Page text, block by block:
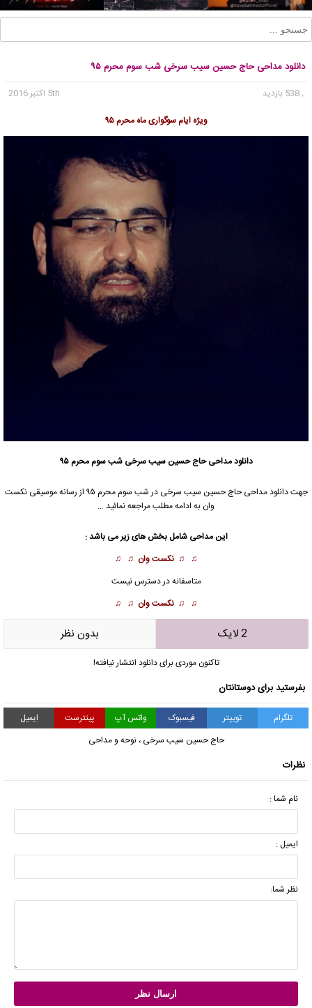
دانلود مداحی حاج حسین سیب سرخی شب سوم محرم ۹۵
, 538 بازدید
5th اکتبر 2016
ویژه ایام سوگواری ماه محرم ۹۵
دانلود مداحیحاج حسین سیب سرخی شب سوم محرم ۹۵
جهت دانلود مداحیحاج حسین سیب سرخی
در شب سوم محرم ۹۵ از رسانه موسیقی نکست
وان به ادامه مطلب مراجعه نمائید …
این مداحی شامل بخش های زیر می باشد :
♫ ♫ نکست وان ♫ ♫
متاسفانه در دسترس نیست
♫ ♫ نکست وان ♫ ♫
2 لایک بدون نظر
تاکنون موردی برای دانلود انتشار نیافته!
بفرستید برای دوستانتان
تلگرام توییتر فیسبوک واتس آپ پینترست
ایمیل
حاج حسین سیب سرخی ،نوحه و مداحی
نظرات
نام شما :
ایمیل :
نظر شما: